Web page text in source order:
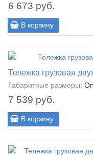
6 673 руб.
В корзину
Тележка грузовая
Габаритные размеры:
7 539 руб.
В корзину